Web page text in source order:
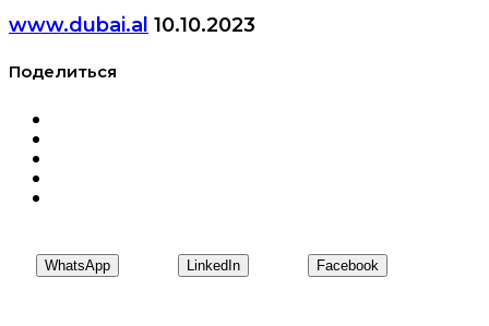
www.dubai.al 10.10.2023
Поделиться
WhatsApp LinkedIn Facebook